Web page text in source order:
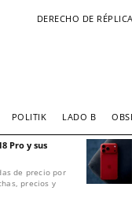
DERECHO DE RÉPLICA
POLITIK LADO B
Pro y sus
de precio por
precios y